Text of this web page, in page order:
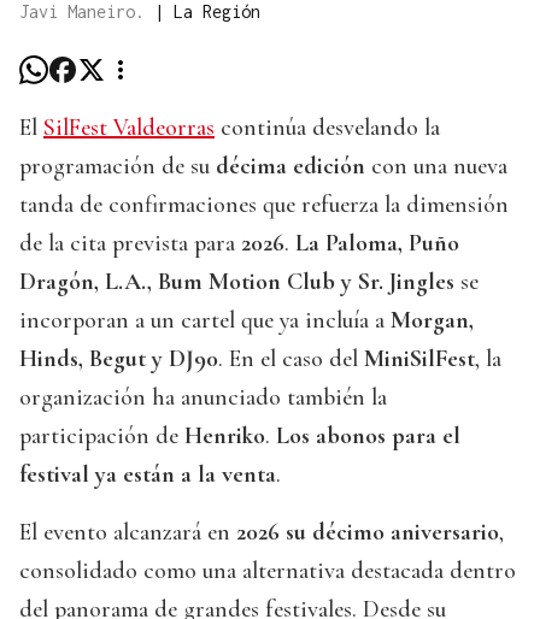
Javi Maneiro.
| La Región
El SilFest Valdeorras continúa desvelando la
programación de su décima edición con una nueva
tanda de confirmaciones que refuerza la dimensión
de la cita prevista para 2026. La Paloma, Puño
Dragón, L.A., Bum Motion Club y Sr. Jingles se
incorporan a un cartel que ya incluía a Morgan,
Hinds, Begut y DJ90. En el caso del MiniSilFest, la
organización ha anunciado también la
participación de Henriko. Los abonos para el
festival ya están a la venta.
El evento alcanzará en 2026 su décimo aniversario,
consolidado como una alternativa destacada dentro
del panorama de grandes festivales. Desde su